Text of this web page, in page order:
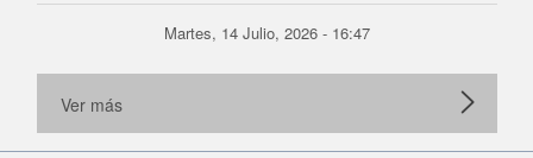
Martes, 14 Julio, 2026 - 16:47
Ver más